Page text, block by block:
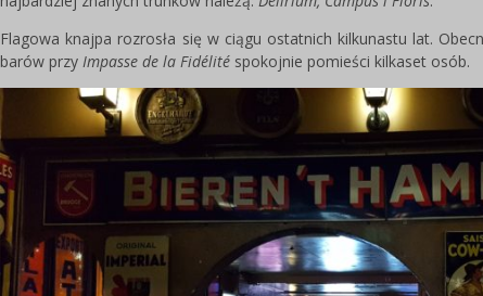
Flagowa knajpa rozrosła się w ciągu ostatnich kilkunastu lat.
barów przyImpasse de la Fidélité spokojnie pomieści kilkaset osób.